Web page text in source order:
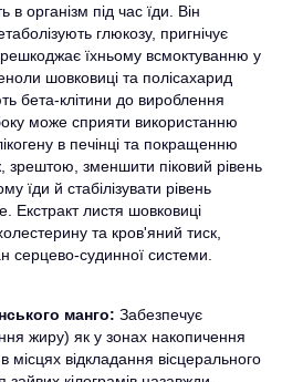
організм під час їди. Він
глюкозу, пригнічує
їхньому всмоктуванню у
шовковиці та полісахарид
бета-клітини до вироблення
боку може сприяти використанню
в печінці та покращенню
зрештою, зменшити піковий рівень
їди й стабілізувати рівень
Екстракт листя шовковиці
та кров'яний тиск,
серцево-судинної системи.
манго: Забезпечує
жиру) як у зонах накопичення
в місцях відкладання вісцерального